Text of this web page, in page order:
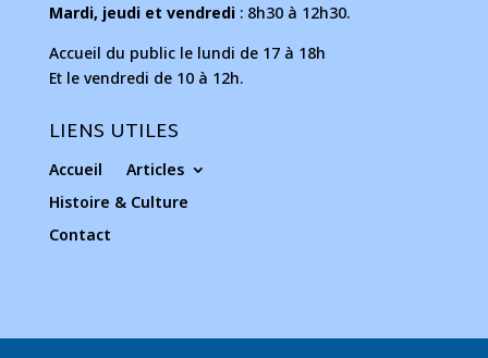
Mardi, jeudi et vendredi: 8h30 à 12h30.
Accueil du public le lundi de 17 à 18h
Et le vendredi de 10 à 12h.
LIENS UTILES
Accueil
Articles
Histoire & Culture
Contact